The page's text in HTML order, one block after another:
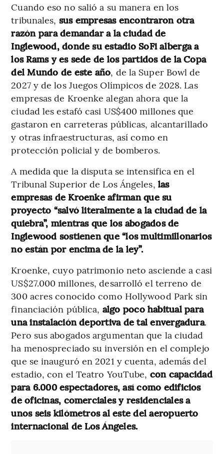
Cuando eso no salió a su manera en los
tribunales, sus empresas encontraron otra
razón para demandar a la ciudad de
Inglewood, donde su estadio SoFi alberga a
los Rams y es sede de los partidos de la Copa
del Mundo de este año, de la Super Bowl de
2027 y de los Juegos Olímpicos de 2028. Las
empresas de Kroenke alegan ahora que la
ciudad les estafó casi US$400 millones que
gastaron en carreteras públicas, alcantarillado
y otras infraestructuras, así como en
protección policial y de bomberos.
A medida que la disputa se intensifica en el
Tribunal Superior de Los Ángeles, las
empresas de Kroenke afirman que su
proyecto “salvó literalmente a la ciudad de la
quiebra”, mientras que los abogados de
Inglewood sostienen que “los multimillonarios
no están por encima de la ley”.
Kroenke, cuyo patrimonio neto asciende a casi
US$27.000 millones, desarrolló el terreno de
300 acres conocido como Hollywood Park sin
financiación pública, algo poco habitual para
una instalación deportiva de tal envergadura.
Pero sus abogados argumentan que la ciudad
ha menospreciado su inversión en el complejo
que se inauguró en 2021 y cuenta, además del
estadio, con el Teatro YouTube, con capacidad
para 6.000 espectadores, así como edificios
de oficinas, comerciales y residenciales a
unos seis kilómetros al este del aeropuerto
internacional de Los Ángeles.